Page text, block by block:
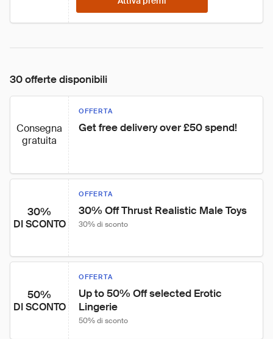
30 offerte disponibili
Consegna
gratuita
OFFERTA
Get free delivery over £50 spend!
30%
DI SCONTO
OFFERTA
30% Off Thrust Realistic Male Toys
30% di sconto
50%
DI SCONTO
OFFERTA
Up to 50% Off selected Erotic
Lingerie
50% di sconto